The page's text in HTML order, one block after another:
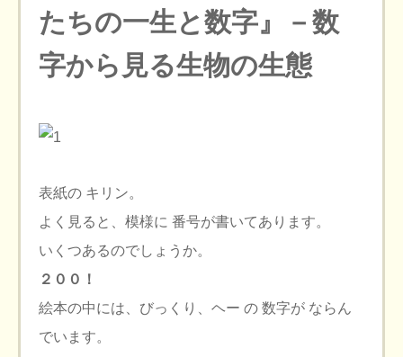
たちの一生と数字』－数
字から見る生物の生態
表紙の キリン。
よく見ると、模様に 番号が書いてあります。
いくつあるのでしょうか。
２００！
絵本の中には、びっくり、ヘー の 数字が ならん
でいます。